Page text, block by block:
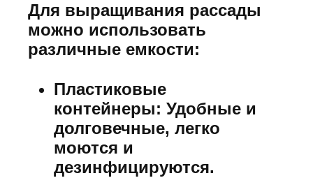
Для выращивания рассады
можно использовать
различные емкости:
Пластиковые
контейнеры: Удобные и
долговечные, легко
моются и
дезинфицируются.